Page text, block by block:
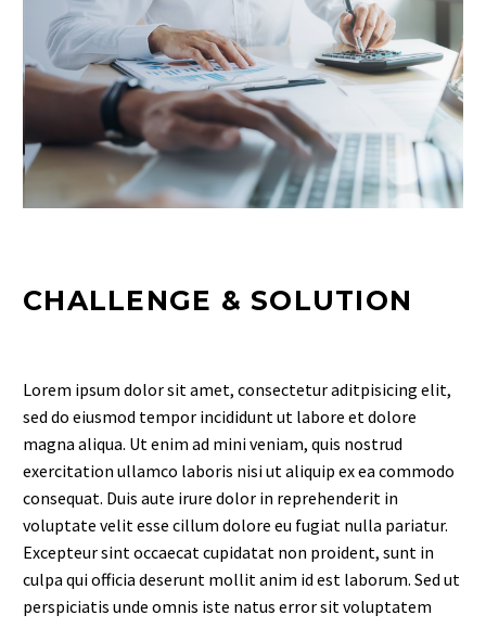
CHALLENGE & SOLUTION
Lorem ipsum dolor sit amet, consectetur aditpisicing elit,
sed do eiusmod tempor incididunt ut labore et dolore
magna aliqua. Ut enim ad mini veniam, quis nostrud
exercitation ullamco laboris nisi ut aliquip ex ea commodo
consequat. Duis aute irure dolor in reprehenderit in
voluptate velit esse cillum dolore eu fugiat nulla pariatur.
Excepteur sint occaecat cupidatat non proident, sunt in
culpa qui officia deserunt mollit anim id est laborum. Sed ut
perspiciatis unde omnis iste natus error sit voluptatem